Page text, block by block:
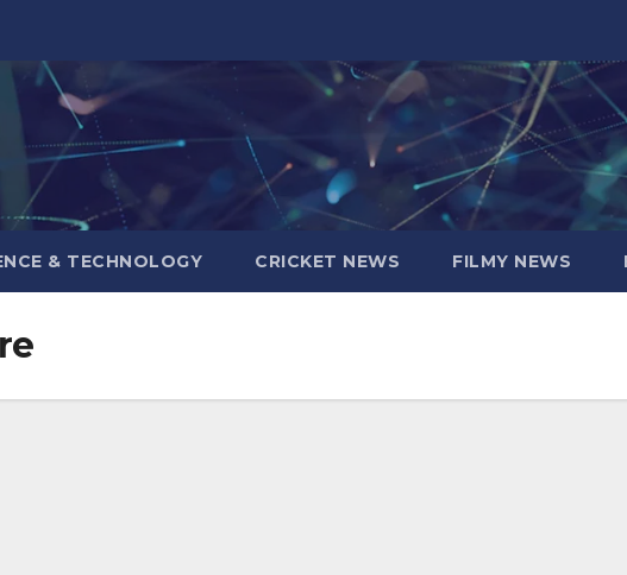
& TECHNOLOGY CRICKET NEWS FILMY NEWS